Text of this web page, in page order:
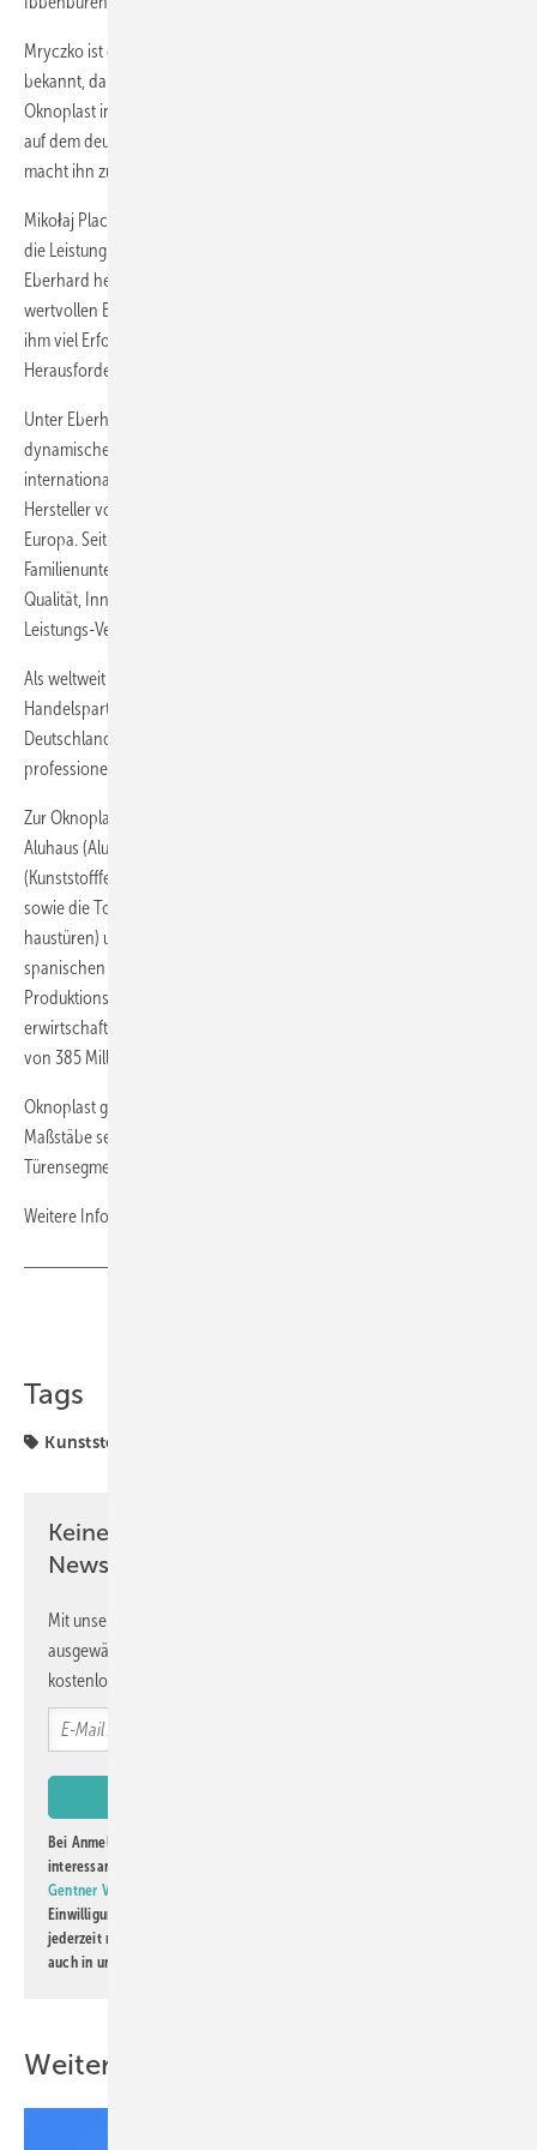
Mryczko ist den meisten Fachhandelspartnern bereits bestens
bekannt, da er in der Vergangenheit maßgeblich am Aufbau der Marke
Oknoplast in Deutschland beteiligt war und die Kundenbeziehungen
auf dem deutschen Markt entscheidend gestärkt hat. Diese Erfahrung
macht ihn zum idealen Kandidaten für die Position.
Mikołaj Placek, Präsident und Inhaber der Oknoplast Gruppe, würdigt
die Leistung des scheidenden Geschäftsführers: „Wir danken Jens
Eberhard herzlich für sein langjähriges Engagement und seinen
wertvollen Beitrag zum Wachstum des Unternehmens und wünschen
ihm viel Erfolg bei seinen zukünftigen beruflichen
Herausforderungen."
Unter Eberhards Führung konnte Oknoplast Deutschland eine
dynamische Entwicklung verzeichnen. Das Unternehmen gehört zur
international agierenden Oknoplast Gruppe, einem der führenden
Hersteller von Fenstern und Türen aus Kunststoff und Aluminium in
Europa. Seit der Gründung im Jahr 1994 steht das
Familienunternehmen mit Hauptsitz bei Krakau in Polen für Premium-
Qualität, Innovationskraft und edles Design zu einem attraktiven Preis-
Leistungs-Verhältnis.
Als weltweit größter Veka-Verarbeiter beliefert Oknoplast bereits 3.500
Handelspartner in 21 Ländern. Die eigene Niederlassung in
Deutschland garantiert den Fachhandelspartnern einen
professionellen Service ohne sprachliche Barrieren.
Zur Oknoplast Gruppe gehören neben der Marke Oknoplast auch
Aluhaus (Aluminium-Haustüren und -Fenster), Catadi
(Kunststofffenster und -haustüren für preissensible Bauvorhaben)
sowie die Tochtergesellschaften WND (Kunststofffenster und -
haustüren) und Hermet10 (Kunststofffenster und -haustüren auf dem
spanischen Markt). Mit 3.200 Beschäftigten und einem jährlichen
Produktionsvolumen von 2,3 Millionen Fenster- und Türeneinheiten
erwirtschaftete die Gruppe 2023 international einen Jahresumsatz
von 385 Millionen Euro.
Oknoplast gilt in der Branche als Trendsetter, der immer wieder neue
Maßstäbe setzt und zu den bekanntesten Marken im Fenster- und
Türensegment zählt.
Weitere Informationen unter
Tags
Kunststofffenster
Keine Zeit? Kein Problem mit dem GW
Newsletter!
Mit unserem Newsletter erhalten Sie regelmäßig von uns
ausgewählte Informationen und Neuigkeiten, gebündelt und
kostenlos direkt ins Postfach.
Bei Anmeldung zu diesem Newsletter bin ich damit einverstanden, über
interessante Verlags- und Online-Angebote
Gentner Verlag GmbH & Co. KG
Einwilligung kann ich jederzeit widerrufen und eine Abmeldung ist
jederzeit möglich. Informationen zum Umgang mit Daten finden Sie
auch in unserer
Weitere Inhalte